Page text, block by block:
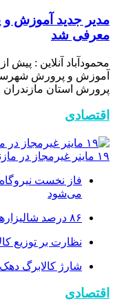
مدیر جدید آموزش
معرفی شد
محمودآباد آنلاین : پیش
آموزش و پرورش
پرورش استان
اقتصادی
۱۹ ماینر غیرمجاز در مازندران از مدار خارج شد
می‌شود
۸۶ درصد شالیزارها به‌صورت مکانیزه نشاءکاری می‌شوند
نظارت بر توزیع
شارژ کالابرگ دهک‌های
اقتصادی